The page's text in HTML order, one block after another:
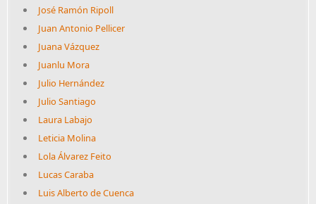
José Ramón Ripoll
Juan Antonio Pellicer
Juana Vázquez
Juanlu Mora
Julio Hernández
Julio Santiago
Laura Labajo
Leticia Molina
Lola Álvarez Feito
Lucas Caraba
Luis Alberto de Cuenca